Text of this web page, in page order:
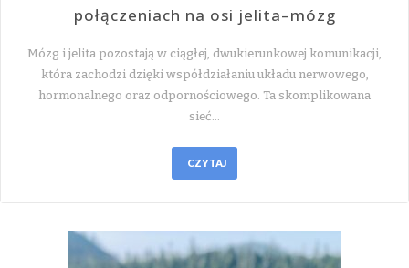
połączeniach na osi jelita–mózg
Mózg i jelita pozostają w ciągłej, dwukierunkowej komunikacji,
która zachodzi dzięki współdziałaniu układu nerwowego,
hormonalnego oraz odpornościowego. Ta skomplikowana
sieć…
CZYTAJ